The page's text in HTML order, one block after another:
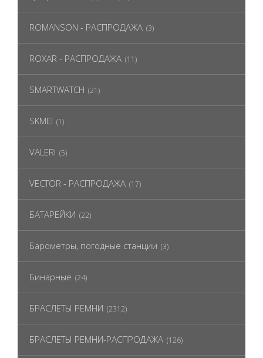
ROMANSON - РАСПРОДАЖА (3)
ROXAR - РАСПРОДАЖА (11)
SMARTWATCH (21)
SKMEI (1)
VALERI (5)
VECTOR - РАСПРОДАЖА (17)
БАТАРЕЙКИ (22)
Барометры, погодные станции (3)
Бинарные (24)
БРАСЛЕТЫ РЕМНИ (2312)
БРАСЛЕТЫ РЕМНИ-РАСПРОДАЖА (126)